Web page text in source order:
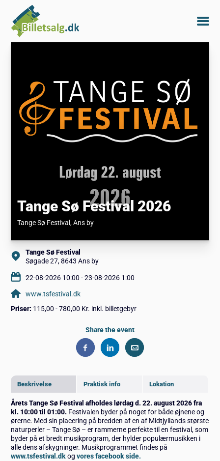
Tange Sø Festival 2026
Tange Sø Festival , Ans by
Beskrivelse Praktisk info Lokation
Årets Tange Sø Festival afholdes lørdag d. 22. august 2026 fra
kl. 10:00 til 01:00. Festivalen byder på noget for både øjnene og
ørerne. Med sin placering på bredden af en af Midtjyllands største
naturperler – Tange Sø – er rammerne perfekte til en festival, som
byder på et bredt musikprogram, der hylder populærmusikken i
alle dens afskygninger. Musikprogrammet findes på
www.tsfestival.dkogvores facebook side.
Tange Sø Festival
Søgade 27, 8643 Ans by
22-08-2026 10:00 - 23-08-2026 1:00
www.tsfestival.dk
Priser: 115,00 - 780,00 Kr. inkl. billetgebyr
Share the event